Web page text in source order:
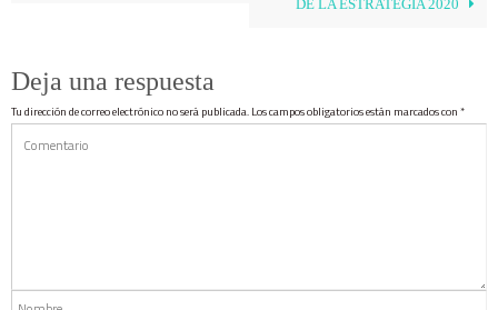
DE LA ESTRATEGIA 2020
Deja una respuesta
Tu dirección de correo electrónico no será publicada.Los campos obligatorios están marcados con*